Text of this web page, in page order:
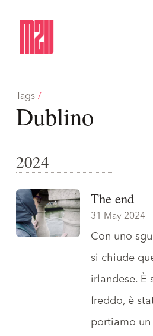
Tags /
Dublino
2024
The end
31 May 2024
Con uno
si chiude
irlandese. È
freddo, è
portiamo un